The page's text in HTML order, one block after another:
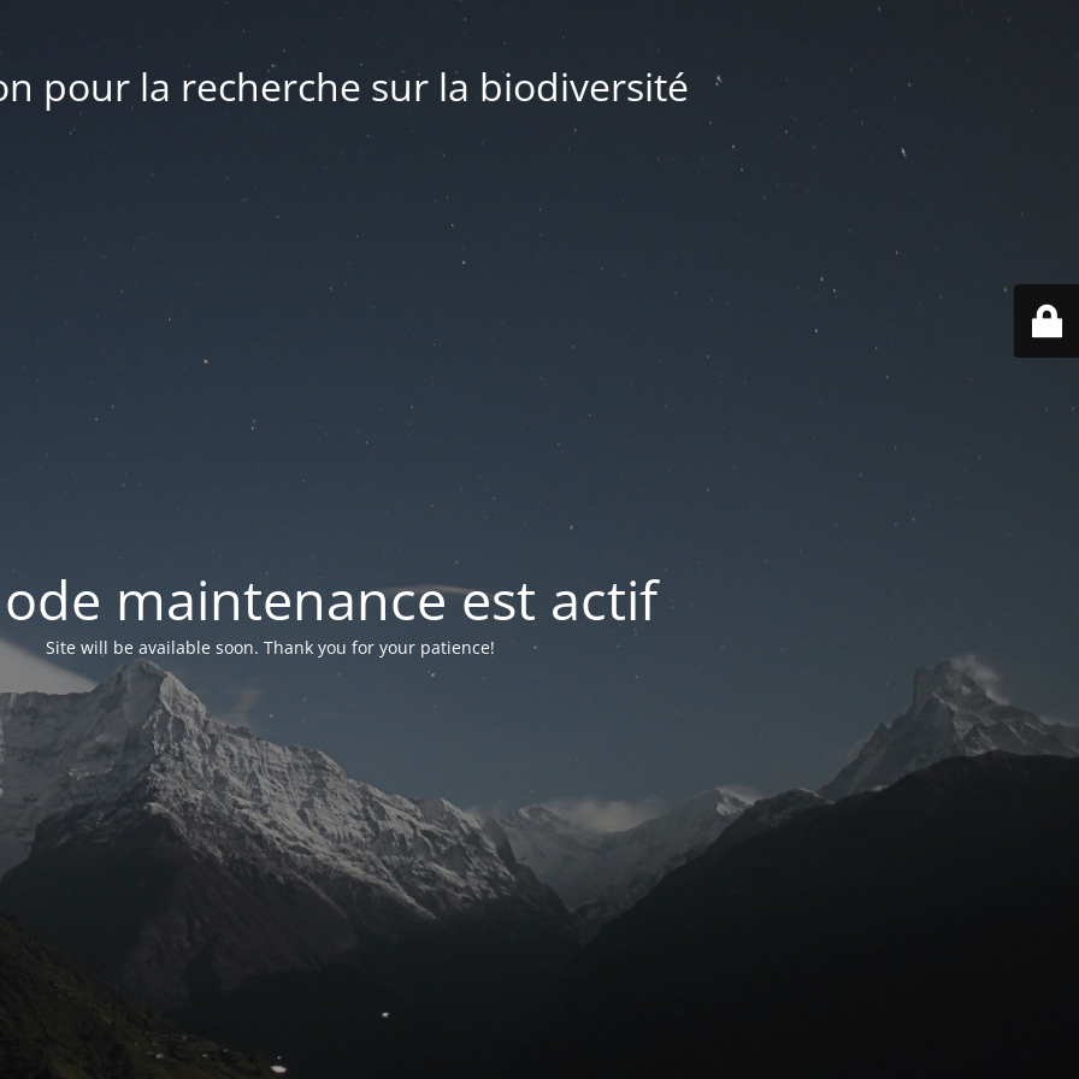
pour la recherche sur la biodiversité
maintenance est actif
Site will be available soon. Thank you for your patience!